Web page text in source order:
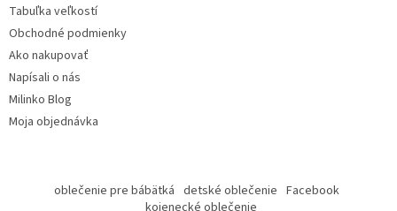
Tabuľka veľkostí
Obchodné podmienky
Ako nakupovať
Napísali o nás
Milinko Blog
Moja objednávka
oblečenie pre bábätká detské oblečenie Facebook